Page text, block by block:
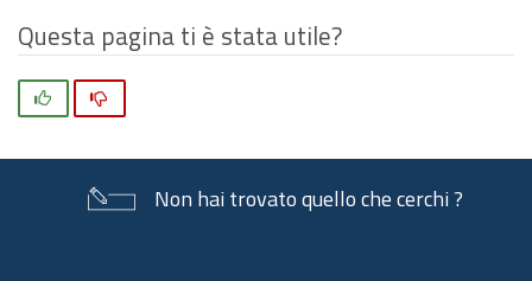
Questa pagina ti è stata utile?
Non hai trovato quello che cerchi ?